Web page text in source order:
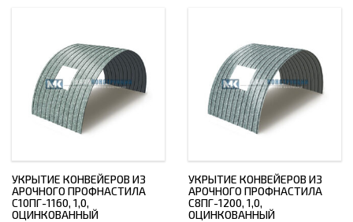
УКРЫТИЕ КОНВЕЙЕРОВ ИЗ
АРОЧНОГО ПРОФНАСТИЛА
С10ПГ-1160, 1,0,
ОЦИНКОВАННЫЙ
УКРЫТИЕ КОНВЕЙЕРОВ ИЗ
АРОЧНОГО ПРОФНАСТИЛА
С8ПГ-1200, 1,0,
ОЦИНКОВАННЫЙ